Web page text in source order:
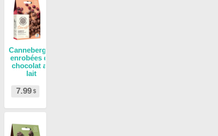
Canneberges
enrobées de
chocolat au
lait
7.99 $